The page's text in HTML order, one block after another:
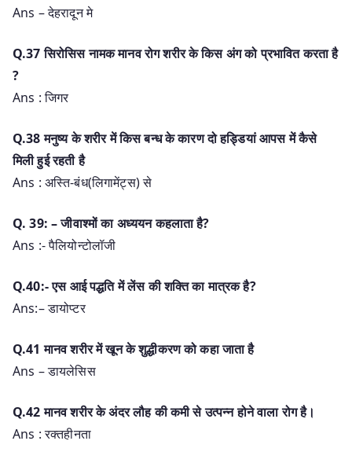
Ans – देहरादून मे
Q.37 सिरोसिस नामक मानव रोग शरीर के किस अंग को प्रभावित करता है
?
Ans : जिगर
Q.38 मनुष्य के शरीर में किस बन्ध के कारण दो हड्डियां आपस में कैसे
मिली हुई रहती है
Ans : अस्ति-बंध(लिगामेंट्स) से
Q. 39: – जीवाश्मों का अध्ययन कहलाता है?
Ans :- पैलियोन्टोलॉजी
Q.40:- एस आई पद्धति में लेंस की शक्ति का मात्रक है?
Ans:– डायोप्टर
Q.41 मानव शरीर में खून के शुद्धीकरण को कहा जाता है
Ans – डायलेसिस
Q.42 मानव शरीर के अंदर लौह की कमी से उत्पन्न होने वाला रोग है।
Ans : रक्तहीनता